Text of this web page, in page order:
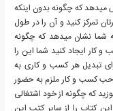
میدهد که چگونه بدون اینکه
تمرکز کنید و آن را در طول
شما نشان میدهد که چگونه
کار ایجاد کنید شما این را
تبدیل هر کسب و کاری به
کسب و کار ملزم به حضور
که چگونه از خود اشتغالی
کتاب را از سایر کتب این